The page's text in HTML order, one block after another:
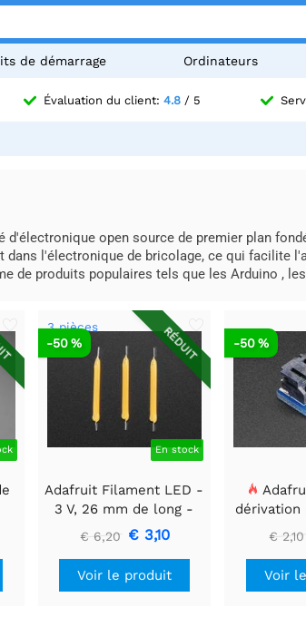
de démarrage Ordinateurs
Évaluation du client: 4.8 / 5
open source de premier plan
dans l'électronique de bricolage, ce qui facilite
de produits populaires tels que les Arduino ,
RÉDUIT
3 pièces
En stock
-50 %
Adafruit Filament LED -
3 V, 26 mm de long -
Blanc chaud (lot de 3)
€ 6,20 € 3,10
Voir le produit
-50 %
dérivation
CMS à 2
€ 2,10
Voir